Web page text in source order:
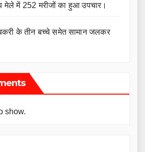
मेले में 252 मरीजों का हुआ उपचार।
के तीन बच्चे समेत सामान जलकर
show.